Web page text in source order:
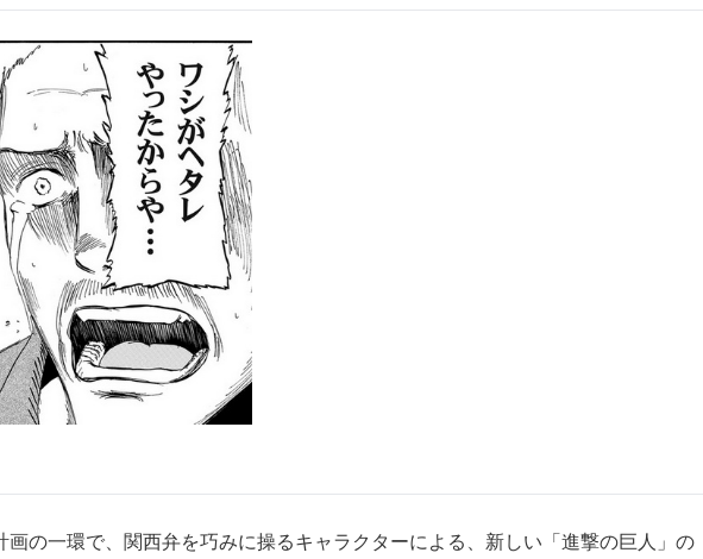
の一環で、関西弁を巧みに操るキャラクターによる、新しい「進撃の巨人」の